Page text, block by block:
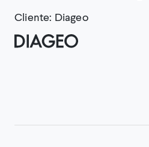
Cliente: Diageo